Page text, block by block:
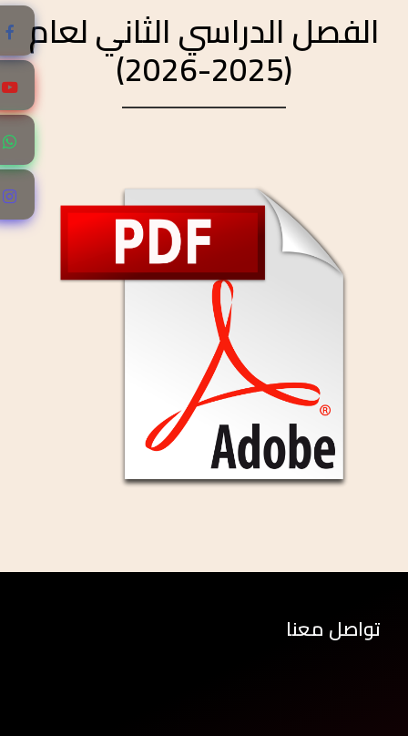
الفصل الدراسي الثاني لعام
(2025-2026)
تواصل معنا